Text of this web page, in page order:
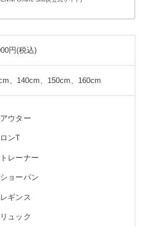
円(税込)
、140cm、150cm、160cm
アウター
ロンT
トレーナー
ショーパン
レギンス
リュック